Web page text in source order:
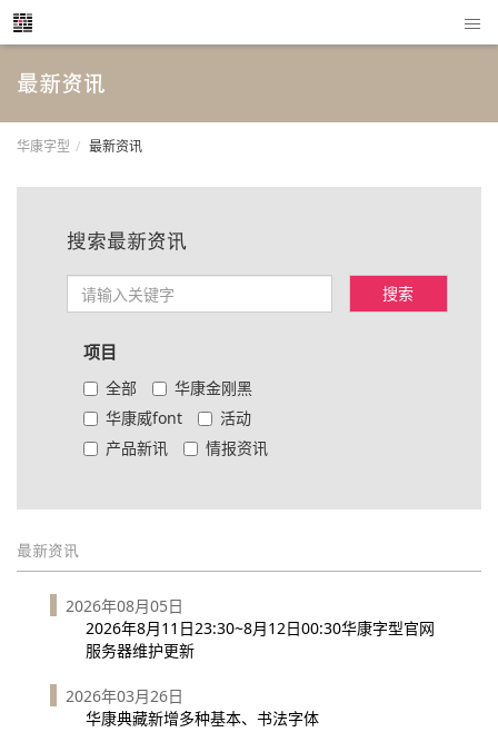
最新资讯
华康字型 最新资讯
搜索最新资讯
项目
全部
华康金刚黑
华康威font
活动
产品新讯
情报资讯
最新资讯
2026年08月05日
2026年8月11日23:30~8月12日00:30华康字型官网
服务器维护更新
2026年03月26日
华康典藏新增多种基本、书法字体